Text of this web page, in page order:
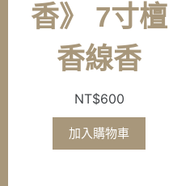
香》 7寸檀
香線香
NT$600
加入購物車